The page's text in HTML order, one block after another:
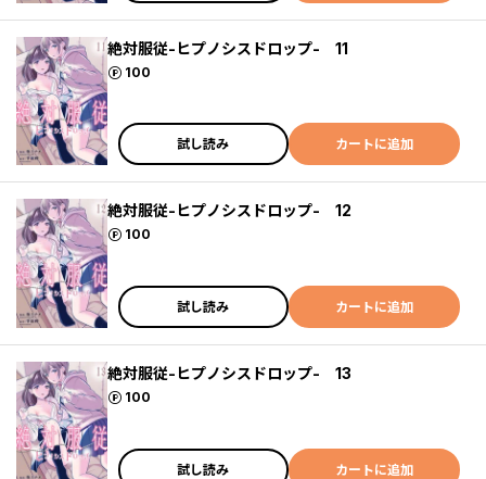
絶対服従-ヒプノシスドロップ- 11
100
ポイント
試し読み カートに追加
絶対服従-ヒプノシスドロップ- 12
100
ポイント
試し読み カートに追加
絶対服従-ヒプノシスドロップ- 13
100
ポイント
試し読み カートに追加